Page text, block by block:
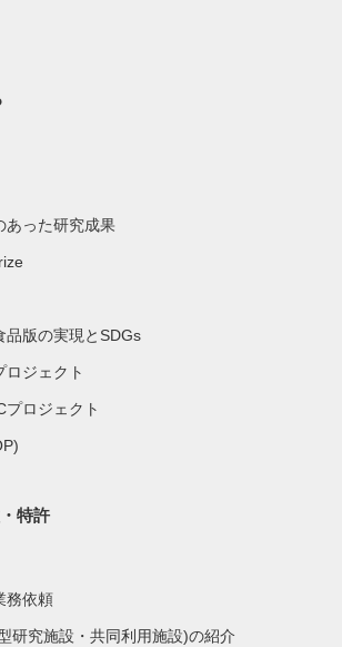
あった研究成果
品版の実現とSDGs
ロジェクト
プロジェクト
特許
務依頼
研究施設・共同利用施設)の紹介